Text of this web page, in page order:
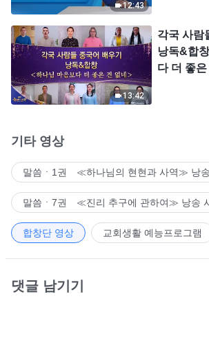
12:43
13:42
각국 사람
낭독&합
다 더 좋
기타 영상
말씀ㆍ1권 ≪하나님의 현현과 사역≫ 낭
말씀ㆍ7권 ≪진리 추구에 관하여≫ 낭송
합창단 영상 교회생활 예능프로그램
댓글 남기기